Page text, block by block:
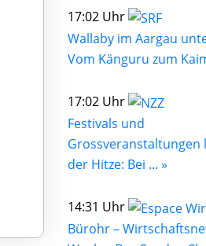
17:02 Uhr
Wallaby im Aargau
Vom Känguru zum
17:02 Uhr
Festivals und
Grossveranstaltungen
der Hitze: Bei ... »
14:31 Uhr
Bürohr –